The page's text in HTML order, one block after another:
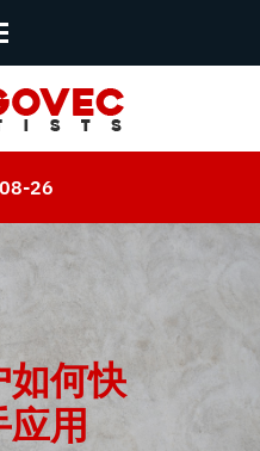
26
如何快
用